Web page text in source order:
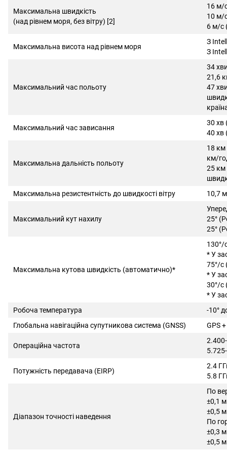
Максимальна швидкість
(над рівнем моря, без вітру) [2]
16 м/
10 м/
6 м/с
Максимальна висота над рівнем моря
З
З
Максимальний час польоту
34
21,6
47
Максимальний час зависання
30 хв
40 хв
Максимальна дальність польоту
18 км
км/
25 км
Максимальна резистентність до швидкості вітру
10,7
Максимальний кут нахилу
25°
25°
Максимальна кутова швидкість (автоматично)*
130°/
* У
75°/с
* У
30°/с
* У
Робоча температура
-10°
Глобальна навігаційна супутникова система (GNSS)
GPS
Операційна частота
Потужність передавача (EIRP)
2.4
5.8
Діапазон точності наведення
По
±0,1
±0,5
По
±0,3
±0,5